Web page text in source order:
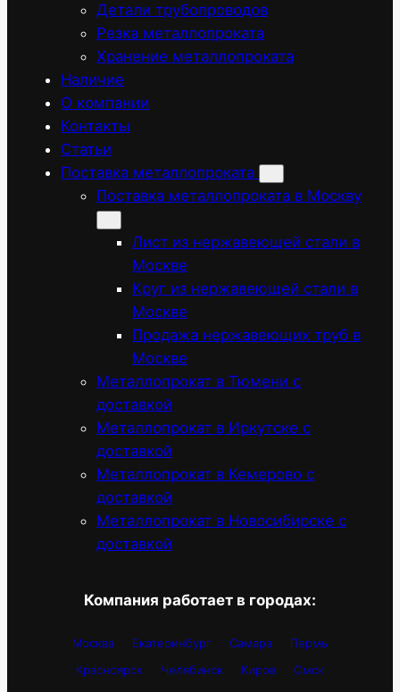
Детали трубопроводов
Резка металлопроката
Хранение металлопроката
Наличие
О компании
Контакты
Статьи
Поставка металлопроката
Поставка металлопроката в Москву
Лист из нержавеющей стали в
Москве
Круг из нержавеющей стали в
Москве
Продажа нержавеющих труб в
Москве
Металлопрокат в Тюмени с
доставкой
Металлопрокат в Иркутске с
доставкой
Металлопрокат в Кемерово с
доставкой
Металлопрокат в Новосибирске с
доставкой
Компания работает в городах:
Москва Екатеринбург Самара
Пермь
Красноярск
Челябинск Киров
Омск